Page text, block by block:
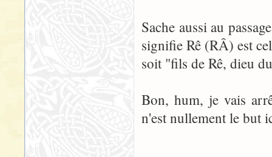
Sache aussi au
signifie Rê (RÂ) est
soit "fils de Rê, dieu
Bon, hum, je vais
n'est nullement le but